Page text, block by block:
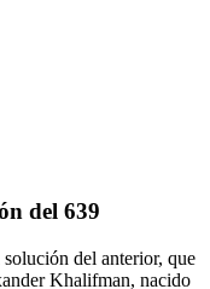
del 639
del anterior, que
Khalifman, nacido